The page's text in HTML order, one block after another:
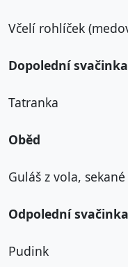
Včelí rohlíček
Dopolední svačinka
Tatranka
Oběd
Guláš z vola,
Odpolední svačinka
Pudink